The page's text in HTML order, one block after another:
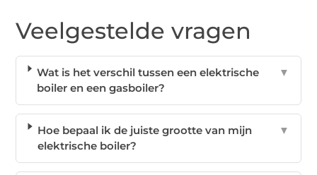
Veelgestelde vragen
Wat is het verschil tussen een elektrische
boiler en een gasboiler?
▼
Hoe bepaal ik de juiste grootte van mijn
elektrische boiler?
▼